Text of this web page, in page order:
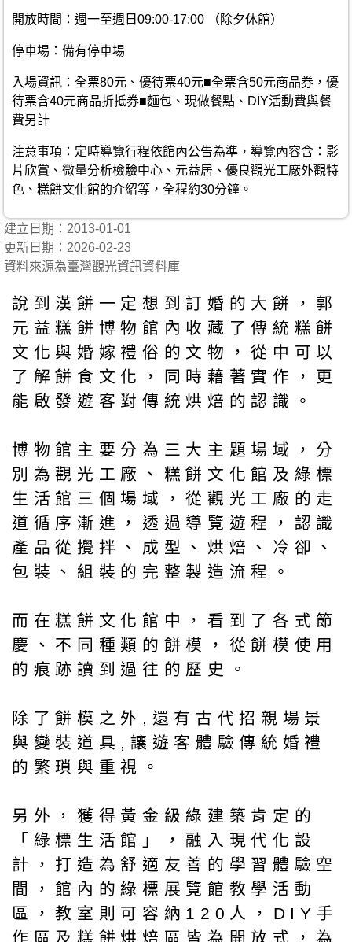
開放時間：週一至週日09:00-17:00 （除夕休館）
停車場：備有停車場
入場資訊：全票80元、優待票40元■全票含50元商品券，優
待票含40元商品折抵券■麵包、現做餐點、DIY活動費與餐
費另計
注意事項：定時導覽行程依館內公告為準，導覽內容含：影
片欣賞、微量分析檢驗中心、元益居、優良觀光工廠外觀特
色、糕餅文化館的介紹等，全程約30分鐘。
建立日期：2013-01-01
更新日期：2026-02-23
資料來源為臺灣觀光資訊資料庫
說到漢餅一定想到訂婚的大餅，郭
元益糕餅博物館內收藏了傳統糕餅
文化與婚嫁禮俗的文物，從中可以
了解餅食文化，同時藉著實作，更
能啟發遊客對傳統烘焙的認識。
博物館主要分為三大主題場域，分
別為觀光工廠、糕餅文化館及綠標
生活館三個場域，從觀光工廠的走
道循序漸進，透過導覽遊程，認識
產品從攪拌、成型、烘焙、冷卻、
包裝、組裝的完整製造流程。
而在糕餅文化館中，看到了各式節
慶、不同種類的餅模，從餅模使用
的痕跡讀到過往的歷史。
除了餅模之外,還有古代招親場景
與變裝道具,讓遊客體驗傳統婚禮
的繁瑣與重視。
另外，獲得黃金級綠建築肯定的
「綠標生活館」，融入現代化設
計，打造為舒適友善的學習體驗空
間，館內的綠標展覽館教學活動
區，教室則可容納120人，DIY手
作區及糕餅烘焙區皆為開放式，為